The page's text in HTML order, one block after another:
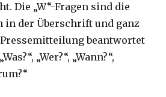
Die „W“-Fragen sind die
in der Überschrift und ganz
beantwortet
„Wer?“, „Wann?“,